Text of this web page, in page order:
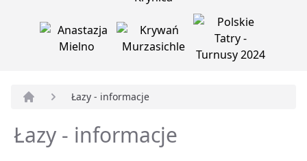
Łazy - informacje
Łazy - informacje